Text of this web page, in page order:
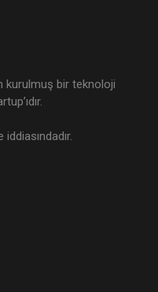
kurulmuş bir teknoloji